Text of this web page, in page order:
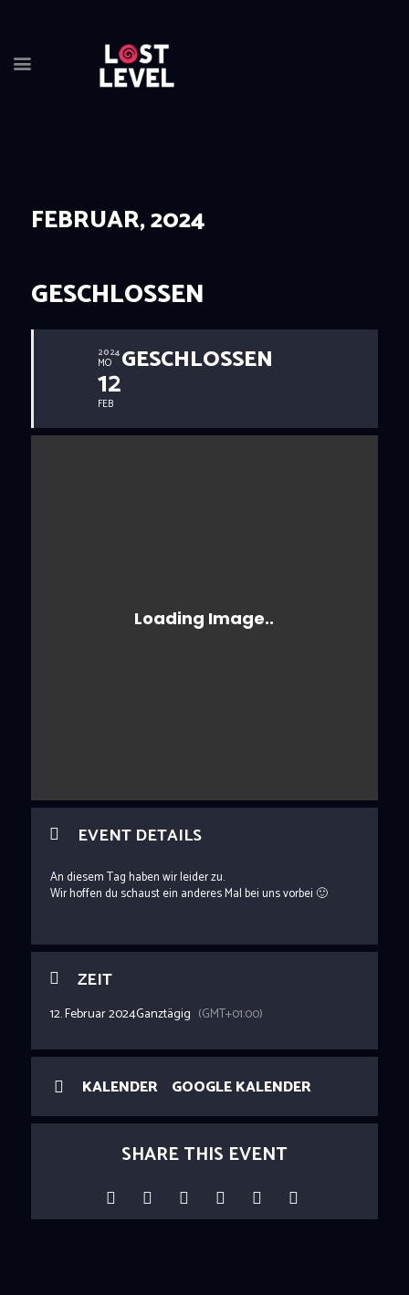
EVENTS
ABOUT
RESERVIERUNG
FEBRUAR, 2024
GESCHLOSSEN
2024
MO
12
FEB
GESCHLOSSEN
EVENT DETAILS
An diesem Tag haben wir leider zu.
Wir hoffen du schaust ein anderes Mal bei uns vorbei 🙂
ZEIT
12. Februar 2024Ganztägig (GMT+01:00)
KALENDER GOOGLE KALENDER
SHARE THIS EVENT